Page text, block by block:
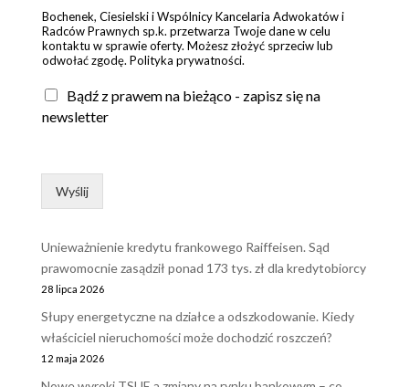
d
a
*
Bochenek, Ciesielski i Wspólnicy Kancelaria Adwokatów i
Radców Prawnych sp.k. przetwarza Twoje dane w celu
kontaktu w sprawie oferty. Możesz złożyć sprzeciw lub
odwołać zgodę. Polityka prywatności.
Bądź z prawem na bieżąco - zapisz się na
newsletter
Wyślij
Unieważnienie kredytu frankowego Raiffeisen. Sąd
prawomocnie zasądził ponad 173 tys. zł dla kredytobiorcy
28 lipca 2026
Słupy energetyczne na działce a odszkodowanie. Kiedy
właściciel nieruchomości może dochodzić roszczeń?
12 maja 2026